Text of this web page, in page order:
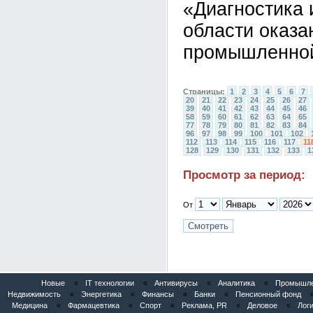
«Диагностика
области
Страницы: 1 2 3 4 5 6
7
20
21 22 23 24 25 26
27
39
40 41 42 43 44 45
46
58
59 60 61 62 63 64
65
77
78 79 80 81 82 83
84
96
97 98 99 100 101 102
112
113 114 115 116 117
128
129 130 131 132 133
Просмотр за период:
От
Новые « IT технологии « Антивирусы « Аналитика «
Недвижимость
« Энергетика « Финансы « Банки « Пенсионный фонд
Медицина
« Фармацевтика « Спорт « Реклама, PR « Деловое «